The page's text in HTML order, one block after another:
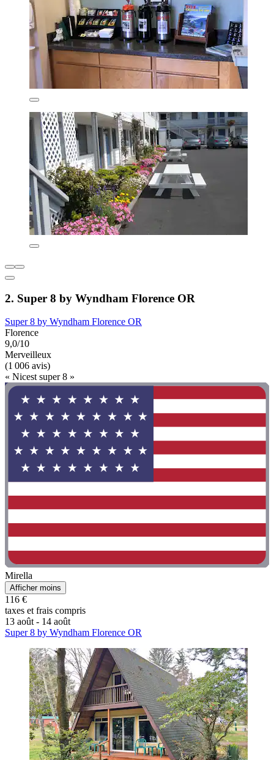
2. Super 8 by Wyndham Florence OR
Super 8 by Wyndham Florence OR
Florence
9,0/10
Merveilleux
(1 006 avis)
« Nicest super 8 »
Mirella
Afficher moins
116 €
taxes et frais compris
13 août - 14 août
Super 8 by Wyndham Florence OR